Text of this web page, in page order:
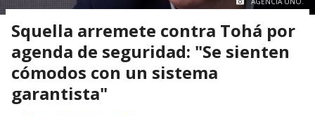
Squella arremete contra Tohá por
agenda de seguridad: "Se sienten
cómodos con un sistema
garantista"